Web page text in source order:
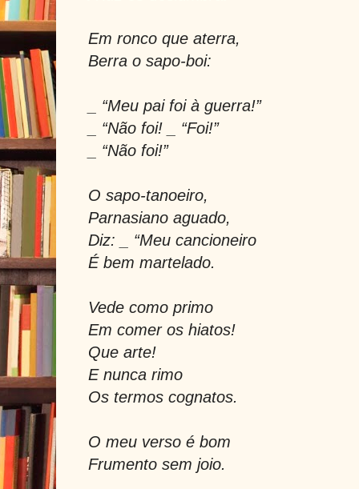
Em ronco que aterra,
Berra o sapo-boi:
_ “Meu pai foi à guerra!”
_ “Não foi! _ “Foi!”
_ “Não foi!”
O sapo-tanoeiro,
Parnasiano aguado,
Diz: _ “Meu cancioneiro
É bem martelado.
Vede como primo
Em comer os hiatos!
Que arte!
E nunca rimo
Os termos cognatos.
O meu verso é bom
Frumento sem joio.